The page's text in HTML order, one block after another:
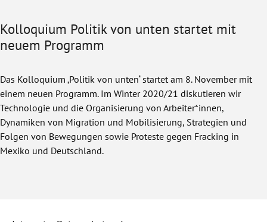
Kolloquium Politik von unten startet mit
neuem Programm
Das Kolloquium ‚Politik von unten‘ startet am 8. November mit
einem neuen Programm. Im Winter 2020/21 diskutieren wir
Technologie und die Organisierung von Arbeiter*innen,
Dynamiken von Migration und Mobilisierung, Strategien und
Folgen von Bewegungen sowie Proteste gegen Fracking in
Mexiko und Deutschland.